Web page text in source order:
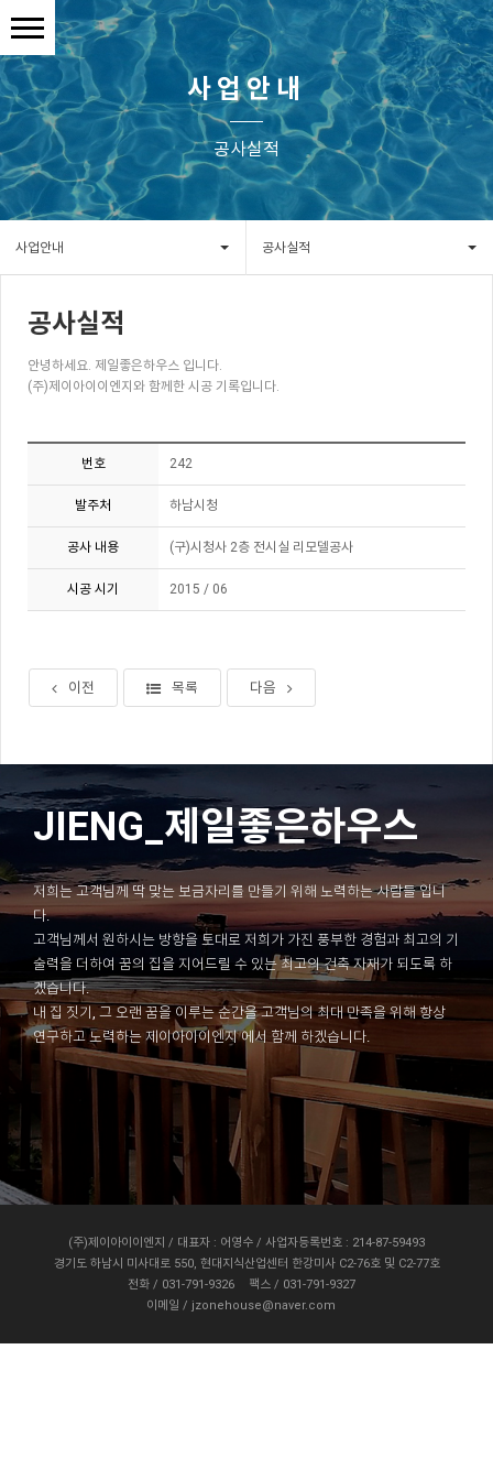
사업안내
공사실적
사업안내 공사실적
공사실적
안녕하세요. 제일좋은하우스 입니다.
(주)제이아이이엔지와 함께한 시공 기록입니다.
번호 242
발주처 하남시청
공사 내용 (구)시청사 2층 전시실 리모델공사
시공 시기 2015 / 06
이전 목록 다음
JIENG_제일좋은하우스
저희는 고객님께 딱 맞는 보금자리를 만들기 위해 노력하는 사람들 입니
다.
고객님께서 원하시는 방향을 토대로 저희가 가진 풍부한 경험과 최고의 기
술력을 더하여 꿈의 집을 지어드릴 수 있는 최고의 건축 자재가 되도록 하
겠습니다.
내 집 짓기, 그 오랜 꿈을 이루는 순간을 고객님의 최대 만족을 위해 항상
연구하고 노력하는 제이아이이엔지 에서 함께 하겠습니다.
(주)제이아이이엔지 / 대표자 : 어영수 / 사업자등록번호 : 214-87-59493
경기도 하남시 미사대로 550, 현대지식산업센터 한강미사 C2-76호 및 C2-77호
전화 / 031-791-9326
팩스 / 031-791-9327
이메일 / jzonehouse@naver.com